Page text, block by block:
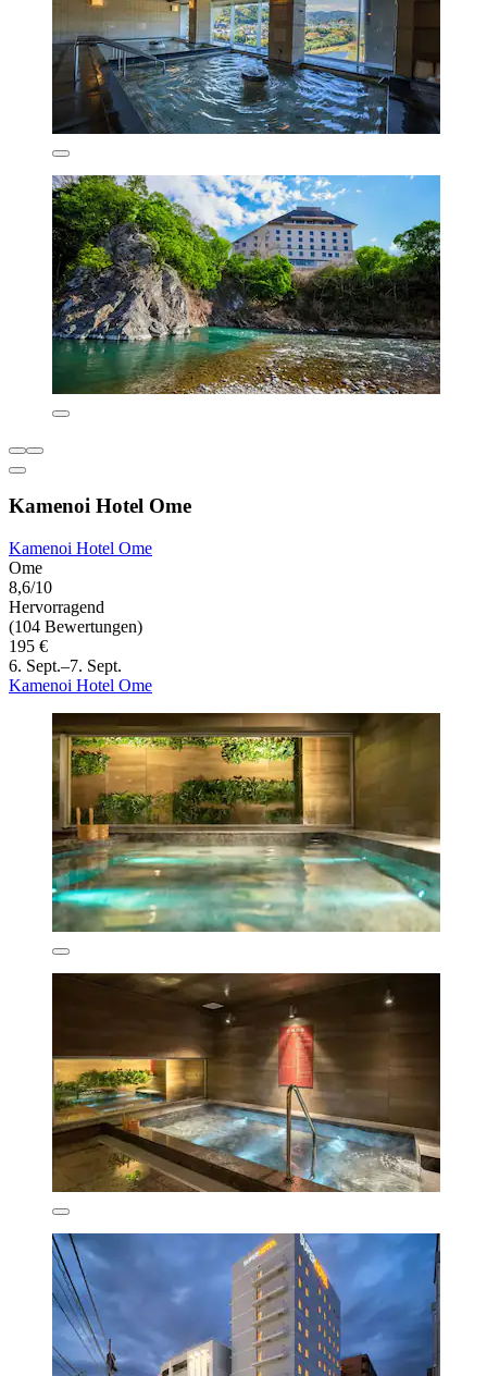
Kamenoi Hotel Ome
Kamenoi Hotel Ome
Ome
8,6/10
Hervorragend
(104 Bewertungen)
195 €
6. Sept.–7. Sept.
Kamenoi Hotel Ome